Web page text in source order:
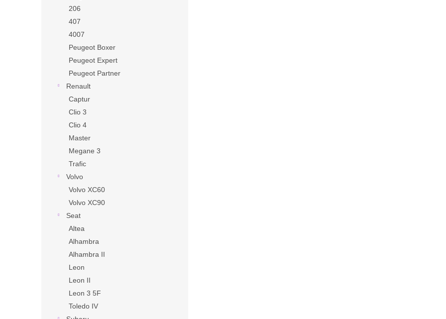
206
407
4007
Peugeot Boxer
Peugeot Expert
Peugeot Partner
Renault
Captur
Clio 3
Clio 4
Master
Megane 3
Trafic
Volvo
Volvo XC60
Volvo XC90
Seat
Altea
Alhambra
Alhambra II
Leon
Leon II
Leon 3 5F
Toledo IV